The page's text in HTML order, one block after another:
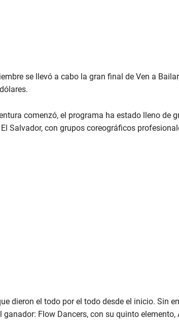
se llevó a cabo la gran final de Ven a
comenzó, el programa ha estado lleno de
Salvador, con grupos coreográficos
dieron el todo por el todo desde el inicio. Sin
ganador: Flow Dancers, con su quinto elemento,